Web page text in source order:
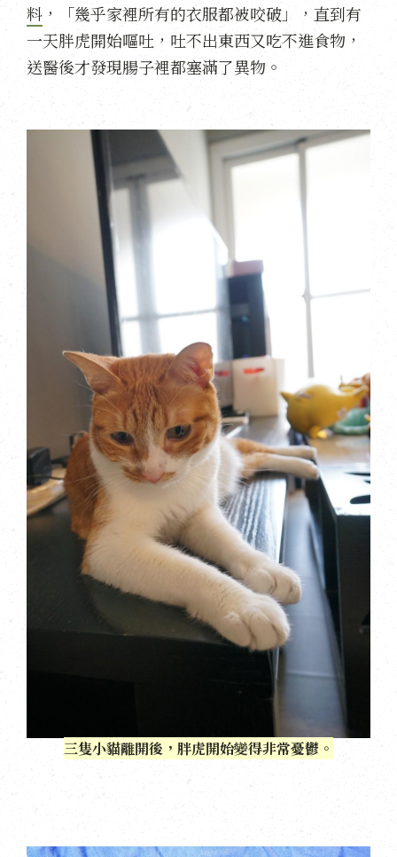
料 ，「幾乎家裡所有的衣服都被咬破」，直到有
一天胖虎開始嘔吐，吐不出東西又吃不進食物，
送醫後才發現腸子裡都塞滿了異物。
三隻小貓離開後，胖虎開始變得非常憂鬱。